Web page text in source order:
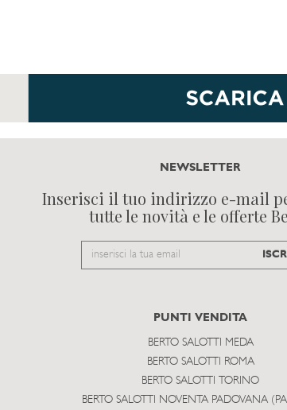
NEWSLETTER
Inserisci il tuo indirizzo e-mail
tutte le novità e le offerte
Email
PUNTI VENDITA
BERTO SALOTTI MEDA
BERTO SALOTTI ROMA
BERTO SALOTTI TORINO
BERTO SALOTTI NOVENTA PADOVANA